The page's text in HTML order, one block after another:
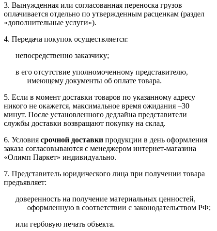
3. Вынужденная или согласованная переноска грузов
оплачивается отдельно по утвержденным расценкам (раздел
«дополнительные услуги»).
4. Передача покупок осуществляется:
непосредственно заказчику;
в его отсутствие уполномоченному представителю,
имеющему документы об оплате товара.
5. Если в момент доставки товаров по указанному адресу
никого не окажется, максимальное время ожидания –30
минут. После установленного дедлайна представители
службы доставки возвращают покупку на склад.
6. Условия срочной доставки продукции в день оформления
заказа согласовываются с менеджером интернет-магазина
«Олимп Паркет» индивидуально.
7. Представитель юридического лица при получении товара
предъявляет:
доверенность на получение материальных ценностей,
оформленную в соответствии с законодательством РФ;
или гербовую печать объекта.